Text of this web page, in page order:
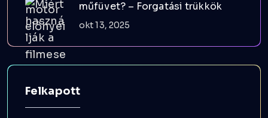
műfüvet? – Forgatási trükkök
okt 13, 2025
Felkapott